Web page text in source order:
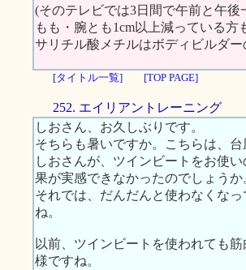
(そのテレビでは3日間で午前と午
もも・腕とも1cm以上減っている
サリチル酸メチルはボディビルダ
[タイトル一覧] [TOP PAGE]
252. エイリアントレーニング
しおさん、お久しぶりです。
そちらも暑いですか。こちらは、
しおさんが、ツインビートをお使
果が実感できなかったのでしょうか
それでは、だんだんと使わなくな
ね。
以前、ツインビートを使われても
様ですね。